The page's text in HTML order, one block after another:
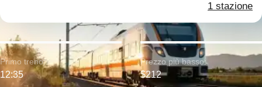
1 stazione
Primo treno:
12:35
Prezzo più basso:
$212